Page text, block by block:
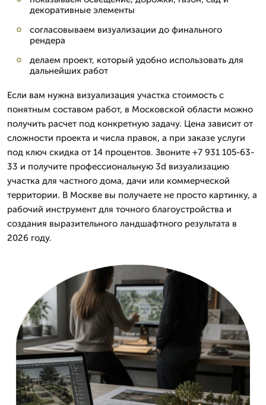
декоративные элементы
согласовываем визуализации до финального
рендера
делаем проект, который удобно использовать для
дальнейших работ
Если вам нужна визуализация участка стоимость с
понятным составом работ, в Московской области можно
получить расчет под конкретную задачу. Цена зависит от
сложности проекта и числа правок, а при заказе услуги
под ключ скидка от 14 процентов. Звоните +7 931 105-63-
33 и получите профессиональную 3d визуализацию
участка для частного дома, дачи или коммерческой
территории. В Москве вы получаете не просто картинку, а
рабочий инструмент для точного благоустройства и
создания выразительного ландшафтного результата в
2026 году.